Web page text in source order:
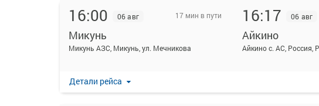
16:00 06 авг 17 мин в пути
Микунь
Микунь АЗС, Микунь, ул. Мечникова
16:17 06 авг
Айкино
Детали рейса